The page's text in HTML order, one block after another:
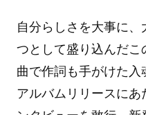
自分らしさを大事に、
つとして盛り込んだ
曲で作詞も手がけた
アルバムリリースにあ